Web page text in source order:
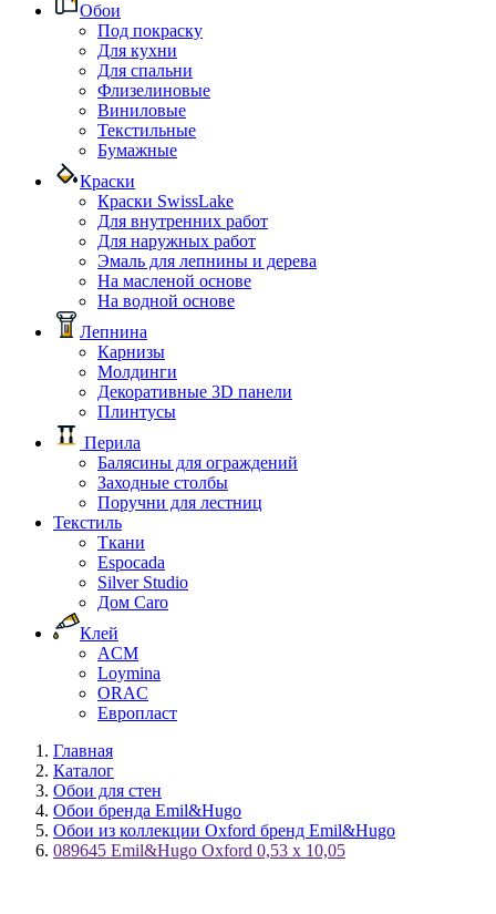
Обои
Под покраску
Для кухни
Для спальни
Флизелиновые
Виниловые
Текстильные
Бумажные
Краски
Краски SwissLake
Для внутренних работ
Для наружных работ
Эмаль для лепнины и дерева
На масленой основе
На водной основе
Лепнина
Карнизы
Молдинги
Декоративные 3D панели
Плинтусы
Перила
Балясины для ограждений
Заходные столбы
Поручни для лестниц
Текстиль
Ткани
Espocada
Silver Studio
Дом Caro
Клей
ACM
Loymina
ORAC
Европласт
Главная
Каталог
Обои для стен
Обои бренда Emil&Hugo
Обои из коллекции Oxford бренд Emil&Hugo
089645 Emil&Hugo Oxford 0,53 x 10,05